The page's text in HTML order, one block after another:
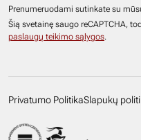
Prenumeruodami sutinkate su
Šią svetainę saugo reCAPTCHA,
paslaugų teikimo sąlygos.
Privatumo PolitikaSlapukų